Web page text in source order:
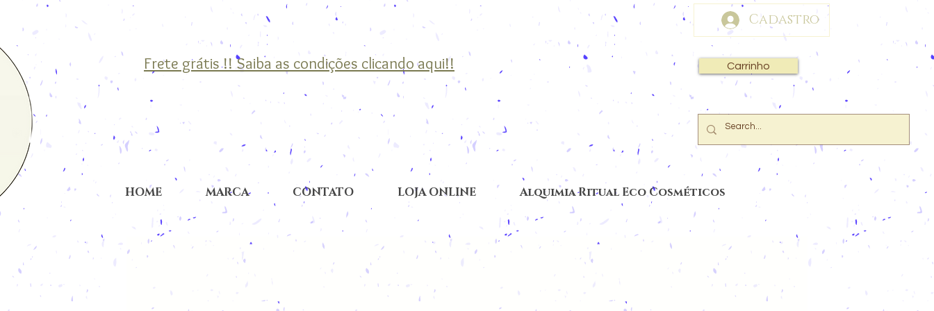
Frete grátis !! Saiba as condições clicando aqui!!
Cadastro
Carrinho
HOME MARCA CONTATO LOJA ONLINE Alquimia Ritual Eco Cosméticos